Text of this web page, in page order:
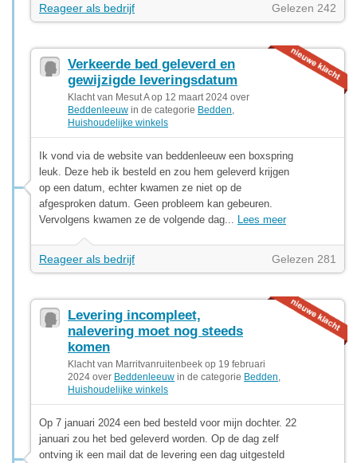
Reageer als bedrijf Gelezen 242
Verkeerde bed geleverd en
gewijzigde leveringsdatum
Klacht van Mesut A op 12 maart 2024 over
Beddenleeuw in de categorie Bedden
Huishoudelijke winkels
Ik vond via de website van beddenleeuw een boxspring
leuk. Deze heb ik besteld en zou hem geleverd krijgen
op een datum, echter kwamen ze niet op de
afgesproken datum. Geen probleem kan gebeuren.
Vervolgens kwamen ze de volgende dag... Lees meer
Reageer als bedrijf Gelezen 281
Levering incompleet,
nalevering moet nog steeds
komen
Klacht van Marritvanruitenbeek op 19 februari
2024 over Beddenleeuw in de categorie Bedden
Huishoudelijke winkels
Op 7 januari 2024 een bed besteld voor mijn dochter. 22
januari zou het bed geleverd worden. Op de dag zelf
ontving ik een mail dat de levering een dag uitgesteld